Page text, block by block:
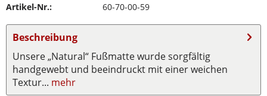
Artikel-Nr.: 60-70-00-59
Beschreibung
Unsere „Natural“ Fußmatte wurde sorgfältig
handgewebt und beeindruckt mit einer weichen
Textur... mehr